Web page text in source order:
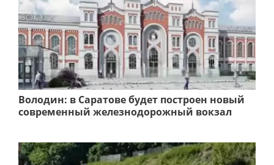
Володин: в Саратове будет построен новый
современный железнодорожный вокзал